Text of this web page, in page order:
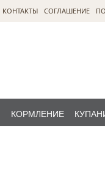
КОНТАКТЫ CОГЛАШЕНИЕ
КОРМЛЕНИЕ